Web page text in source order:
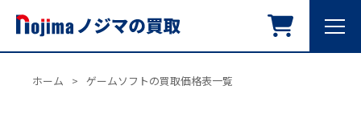
ホーム > ゲームソフトの買取価格表一覧